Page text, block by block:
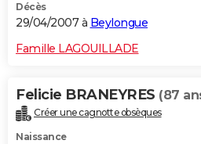
Décès
29/04/2007 à Beylongue
Famille LAGOUILLADE
Felicie BRANEYRES (87
Créer une cagnotte obsèques
Naissance